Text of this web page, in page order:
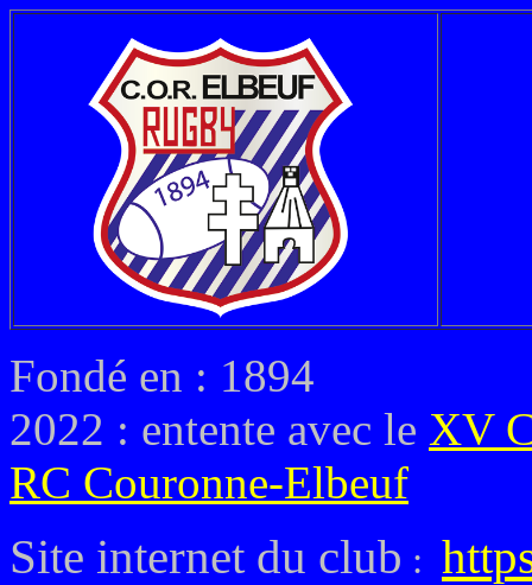
Fondé en : 1894
2022 : entente avec le XV
RC Couronne-Elbeuf
Site internet du club :